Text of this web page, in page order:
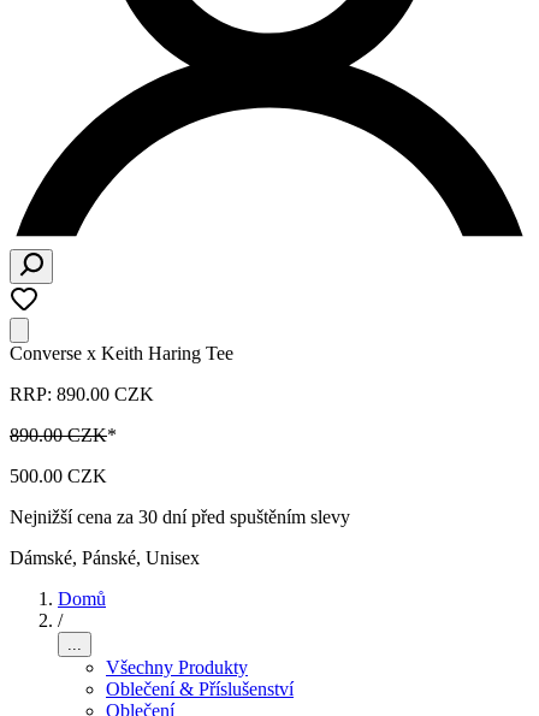
Converse x Keith Haring Tee
RRP: 890.00 CZK
890.00 CZK*
500.00 CZK
Nejnižší cena za 30 dní před spuštěním slevy
Dámské, Pánské, Unisex
Domů
/
...
Všechny Produkty
Oblečení & Příslušenství
Oblečení